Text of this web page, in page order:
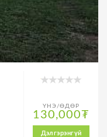
ҮНЭ/ӨДӨР
130,000₮
Дэлгэрэнгүй